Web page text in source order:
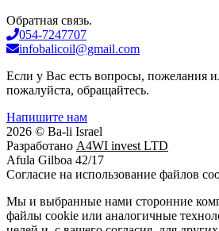
Обратная связь.
054-7247707
infobalicoil@gmail.com
Если у Вас есть вопросы, пожелания
пожалуйста, обращайтесь.
Напишите нам
2026 © Ba-li Israel
Разработано A4WI invest LTD
Afula Gilboa 42/17
Cогласие на использование файлов
Мы и выбранные нами сторонние
файлы cookie или аналогичные